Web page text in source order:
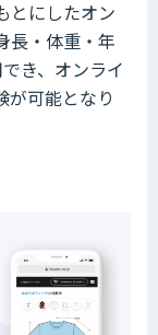
とにしたオン
長・体重・年
き、オンライ
が可能となり